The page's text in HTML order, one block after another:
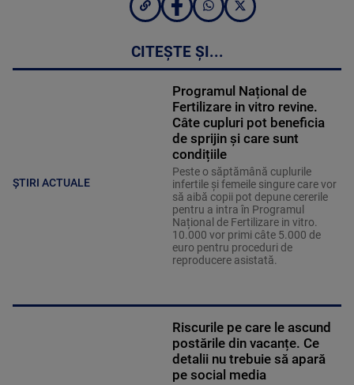
CITEȘTE ȘI...
ȘTIRI ACTUALE
Programul Național de
Fertilizare in vitro revine.
Câte cupluri pot beneficia
de sprijin și care sunt
condițiile
Peste o săptămână cuplurile
infertile și femeile singure care vor
să aibă copii pot depune cererile
pentru a intra în Programul
Național de Fertilizare in vitro.
10.000 vor primi câte 5.000 de
euro pentru proceduri de
reproducere asistată.
Riscurile pe care le ascund
postările din vacanțe. Ce
detalii nu trebuie să apară
pe social media